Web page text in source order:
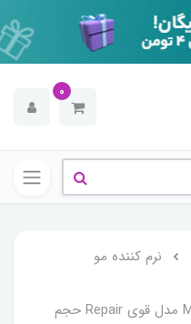
0
نرم کننده مو
نرم‌کننده و ترمیم‌کننده مو مای My مدل قوی Repair حجم